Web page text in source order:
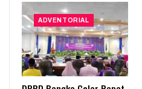
ADVENTORIAL